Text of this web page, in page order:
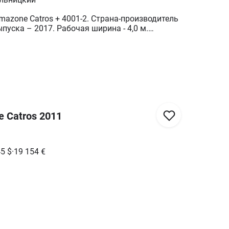
Catros + 4001-2. Страна-производитель
– 2017. Рабочая ширина - 4,0 м.
покровных культур и т.п. -
Catros 2011
$·19 154 €